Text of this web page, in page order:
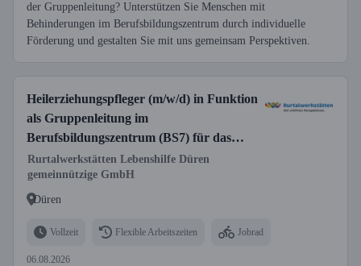
der Gruppenleitung? Unterstützen Sie Menschen mit
Behinderungen im Berufsbildungszentrum durch individuelle
Förderung und gestalten Sie mit uns gemeinsam Perspektiven.
Heilerziehungspfleger (m/w/d) in Funktion
als Gruppenleitung im
Berufsbildungszentrum (BS7) für das
Eingangsverfahren
Rurtalwerkstätten Lebenshilfe Düren
gemeinnützige GmbH
Düren
Vollzeit Flexible Arbeitszeiten Jobrad
06.08.2026